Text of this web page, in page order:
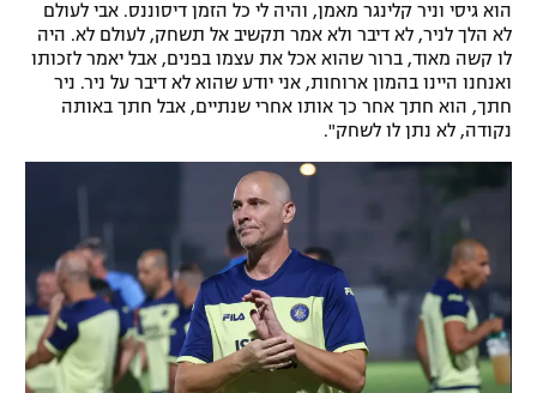
הוא גיסי וניר קלינגר מאמן, והיה לי כל הזמן דיסוננס. אבי לעולם
לא הלך לניר, לא דיבר ולא אמר תקשיב אל תשחק, לעולם לא. היה
לו קשה מאוד, ברור שהוא אכל את עצמו בפנים, אבל יאמר לזכותו
ואנחנו היינו בהמון ארוחות, אני יודע שהוא לא דיבר על ניר. ניר
חתך, הוא חתך אחר כך אותו אחרי שנתיים, אבל חתך באותה
נקודה, לא נתן לו לשחק".